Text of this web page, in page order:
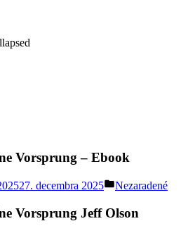
Vorsprung – Ebook
27. decembra 2025
Posted
Nezaradené
Vorsprung Jeff Olson